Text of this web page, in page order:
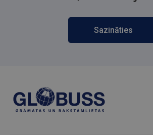
Sazināties